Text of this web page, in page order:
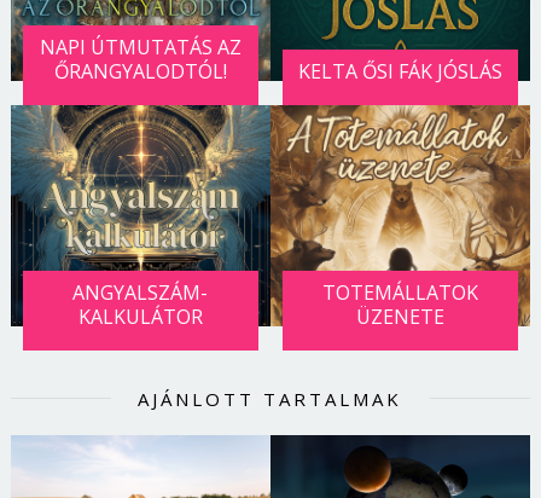
NAPI ÚTMUTATÁS AZ
ŐRANGYALODTÓL!
KELTA ŐSI FÁK JÓSLÁS
ANGYALSZÁM-
KALKULÁTOR
TOTEMÁLLATOK
ÜZENETE
AJÁNLOTT TARTALMAK